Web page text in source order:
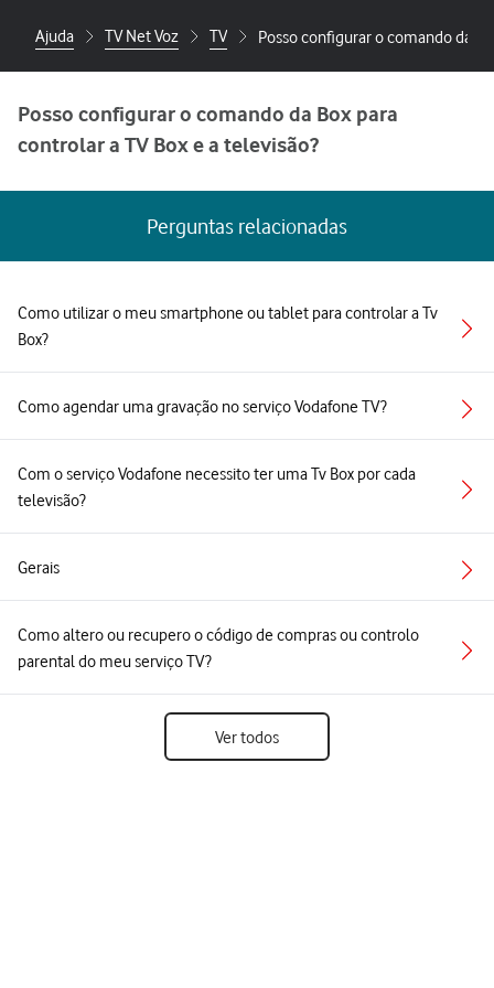
Ajuda TV Net Voz TV Posso configurar o comando da
Posso configurar o comando da Box para
controlar a TV Box e a televisão?
Perguntas relacionadas
Como utilizar o meu smartphone ou tablet para controlar a Tv
Box?
Como agendar uma gravação no serviço Vodafone TV?
Com o serviço Vodafone necessito ter uma Tv Box por cada
televisão?
Gerais
Como altero ou recupero o código de compras ou controlo
parental do meu serviço TV?
Ver todos